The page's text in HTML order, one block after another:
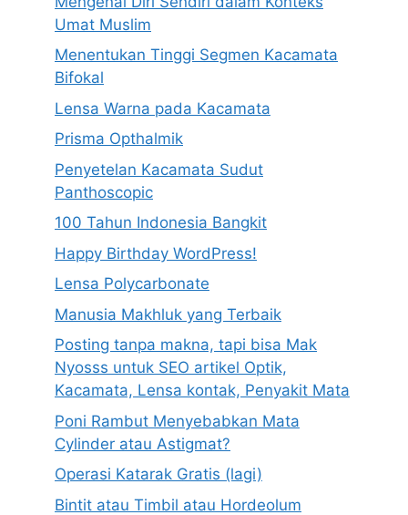
Umat Muslim
Menentukan Tinggi Segmen Kacamata
Bifokal
Lensa Warna pada Kacamata
Prisma Opthalmik
Penyetelan Kacamata Sudut
Panthoscopic
100 Tahun Indonesia Bangkit
Happy Birthday WordPress!
Lensa Polycarbonate
Manusia Makhluk yang Terbaik
Posting tanpa makna, tapi bisa Mak
Nyosss untuk SEO artikel Optik,
Kacamata, Lensa kontak, Penyakit Mata
Poni Rambut Menyebabkan Mata
Cylinder atau Astigmat?
Operasi Katarak Gratis (lagi)
Bintit atau Timbil atau Hordeolum